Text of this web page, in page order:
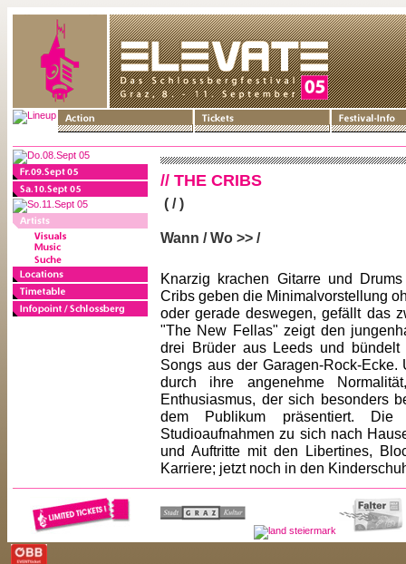
// THE CRIBS
( / )
Wann / Wo >> /
Knarzig krachen Gitarre und
Cribs geben die Minimalvorstellung
oder gerade deswegen, gefällt das
"The New Fellas" zeigt den
drei Brüder aus Leeds und bündelt
Songs aus der Garagen-Rock-
durch ihre angenehme
Enthusiasmus, der sich besonders
dem Publikum präsentiert.
Studioaufnahmen zu sich nach
und Auftritte mit den Libertines,
Karriere; jetzt noch in den
<< ARTIST-LISTE